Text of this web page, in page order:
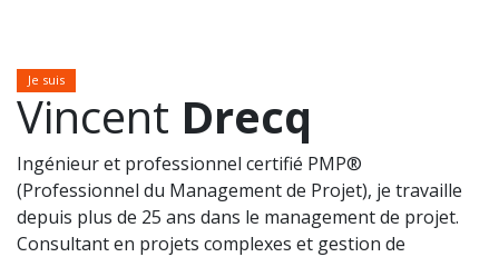
Je suis
Vincent Drecq
Ingénieur et professionnel certifié PMP®
(Professionnel du Management de Projet), je travaille
depuis plus de 25 ans dans le management de projet.
Consultant en projets complexes et gestion de